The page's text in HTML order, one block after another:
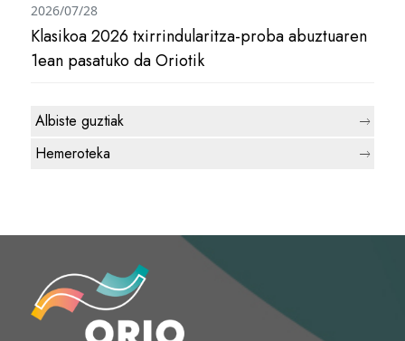
Klasikoa 2026 txirrindularitza-proba abuztuaren
1ean pasatuko da Oriotik
2026/07/28
Albiste guztiak
Hemeroteka